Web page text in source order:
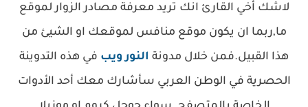
لاشك أخي القارئ انك تريد معرفة مصادر الزوار لموقع
ما,ربما ان يكون موقع منافس لموقعك او الشيئ من
هذا القبيل.فمن خلال مدونة النور ويب في هذه التدوينة
الحصرية في الوطن العربي سأشارك معك أحد الأدوات